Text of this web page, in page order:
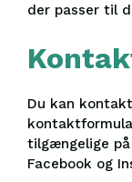
der passer til
Du kan
tilgængelige
Facebook og